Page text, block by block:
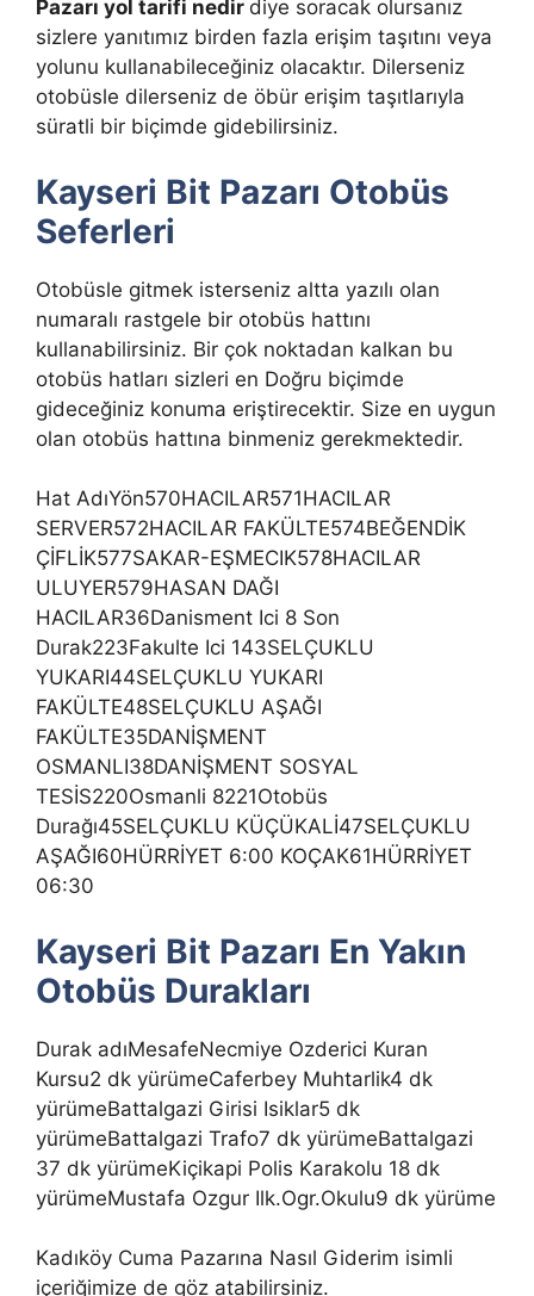
Pazarı yol tarifi nedir diye soracak olursanız
sizlere yanıtımız birden fazla erişim taşıtını veya
yolunu kullanabileceğiniz olacaktır. Dilerseniz
otobüsle dilerseniz de öbür erişim taşıtlarıyla
süratli bir biçimde gidebilirsiniz.
Kayseri Bit Pazarı Otobüs
Seferleri
Otobüsle gitmek isterseniz altta yazılı olan
numaralı rastgele bir otobüs hattını
kullanabilirsiniz. Bir çok noktadan kalkan bu
otobüs hatları sizleri en Doğru biçimde
gideceğiniz konuma eriştirecektir. Size en uygun
olan otobüs hattına binmeniz gerekmektedir.
Hat AdıYön570HACILAR571HACILAR
SERVER572HACILAR FAKÜLTE574BEĞENDİK
ÇİFLİK577SAKAR-EŞMECIK578HACILAR
ULUYER579HASAN DAĞI
HACILAR36Danisment Ici 8 Son
Durak223Fakulte Ici 143SELÇUKLU
YUKARI44SELÇUKLU YUKARI
FAKÜLTE48SELÇUKLU AŞAĞI
FAKÜLTE35DANİŞMENT
OSMANLI38DANİŞMENT SOSYAL
TESİS220Osmanli 8221Otobüs
Durağı45SELÇUKLU KÜÇÜKALİ47SELÇUKLU
AŞAĞI60HÜRRİYET 6:00 KOÇAK61HÜRRİYET
06:30
Kayseri Bit Pazarı En Yakın
Otobüs Durakları
Durak adıMesafeNecmiye Ozderici Kuran
Kursu2 dk yürümeCaferbey Muhtarlik4 dk
yürümeBattalgazi Girisi Isiklar5 dk
yürümeBattalgazi Trafo7 dk yürümeBattalgazi
37 dk yürümeKiçikapi Polis Karakolu 18 dk
yürümeMustafa Ozgur Ilk.Ogr.Okulu9 dk yürüme
Kadıköy Cuma Pazarına Nasıl Giderim isimli
içeriğimize de göz atabilirsiniz.